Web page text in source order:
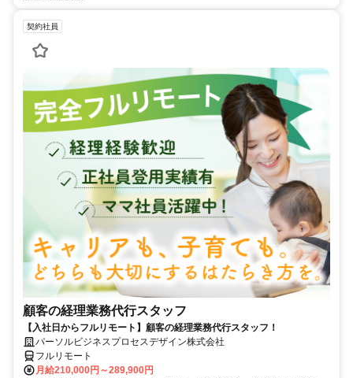
契約社員
顧客の経理業務代行スタッフ
【入社日からフルリモート】顧客の経理業務代行スタッフ！
パーソルビジネスプロセスデザイン株式会社
フルリモート
月給210,000円～289,900円